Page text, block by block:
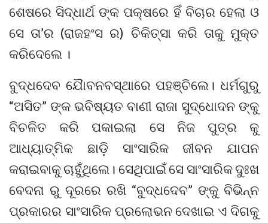
ଶେଷରେ ସିଦ୍ଧାର୍ଥ ଙ୍କ ପକ୍ଷରେ ହିଁ ବିଚାର ହେଲା ଓ
ସେ ତା’ର (ରାଜହଂସ ର) ଚିକିତ୍ସା କରି ତାକୁ ମୁକ୍ତ
କରିଦେଲେ ।
ବୁଦ୍ଧଦେବ ଯୈାବନବସ୍ଥାରେ ପହଞ୍ଚିଲେ। ଧର୍ମଗୁରୁ
“ଅସିତ” ଙ୍କ ଭବିଷ୍ୟତ ବାଣୀ ରାଜା ସୁଦ୍ଧୋଦନ ଙ୍କୁ
ବିଚଳିତ କରି ପକାଇଲା ସେ ନିଜ ପୁତ୍ର କୁ
ଆଧ୍ୟାତ୍ମିକ ଛାଡ଼ି ସାଂସାରିକ ଜୀବନ ଯାପନ
କରାଇବାକୁ ଚାହୁଁଥିଲେ। ସେଥିପାଇଁ ସେ ସାଂସାରିକ ଦୁଃଖ
ବେଦନା ରୁ ଦୂରରେ ରଖି “ବୁଦ୍ଧଦେବ” ଙ୍କୁ ବିଭିନ୍ନ
ପ୍ରକାରର ସାଂସାରିକ ପ୍ରଲୋଭନ ଦେଖାଇ ଏ ଦିଗକୁ